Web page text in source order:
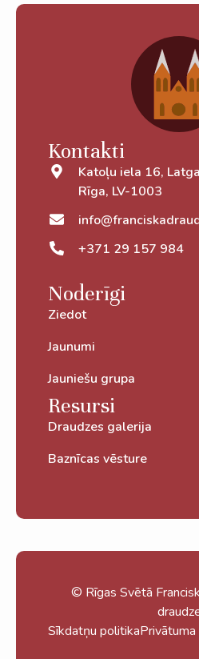
Kontakti
Katoļu iela 16,
Rīga, LV-1003
+371 29 157 984
Noderīgi
Ziedot
Jaunumi
Jauniešu grupa
Resursi
Draudzes galerija
Baznīcas vēsture
© Rīgas Svētā
Sīkdatņu politika